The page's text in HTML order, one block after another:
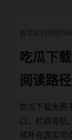
首页实时热榜
吃瓜下
阅读路
吃瓜下载免费
口、栏目导航
续补充真实可